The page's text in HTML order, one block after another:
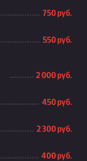
750 руб.
550 руб.
2 000 руб.
450 руб.
2 300 руб.
400 руб.